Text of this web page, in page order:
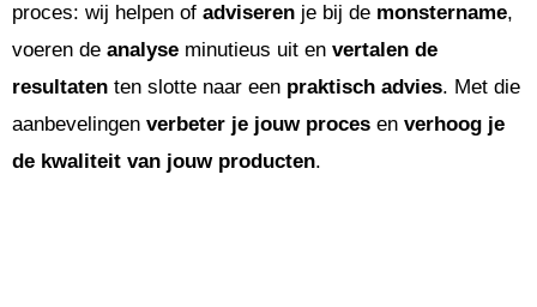
proces: wij helpen of adviseren je bij de monstername,
voeren de analyse minutieus uit en vertalen de
resultaten ten slotte naar een praktisch advies. Met die
aanbevelingen verbeter je jouw proces en verhoog je
de kwaliteit van jouw producten.